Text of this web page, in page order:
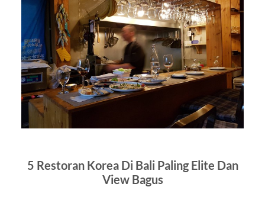
5 Restoran Korea Di Bali Paling Elite Dan
View Bagus